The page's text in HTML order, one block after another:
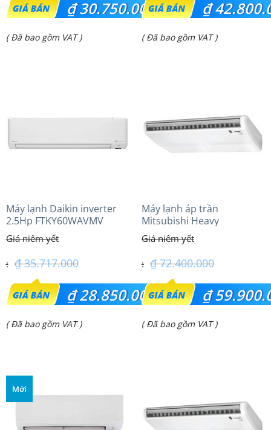
gốc
là:
₫30.750.000
Giá
₫ 30.750.000.
( Đã bao gồm VAT )
gốc
là:
₫
Giá
₫ 42.800.000.
( Đã bao gồm VAT )
Máy lạnh Daikin inverter
2.5Hp FTKY60WAVMV
₫35.717.000
Giá
gốc
là:
₫28.850.000
Giá
₫ 28.850.000.
( Đã bao gồm VAT )
Máy lạnh áp trần
Mitsubishi Heavy
FDE140VG (6.0Hp) Cao cấp
– 3 Pha
₫72.400.000
Giá
gốc
là:
₫
Giá
₫ 59.900.000.
( Đã bao gồm VAT )
Mới